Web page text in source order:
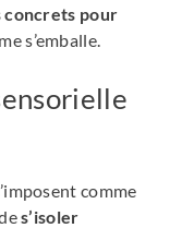
concrets pour
s’emballe.
comme
s’isoler